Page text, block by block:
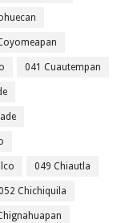
041 Cuautempan
049 Chiautla
Chichiquila